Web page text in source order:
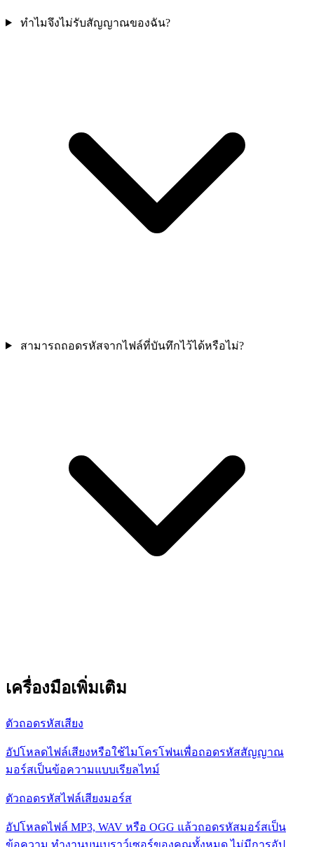
ทำไมจึงไม่รับสัญญาณของฉัน?
สามารถถอดรหัสจากไฟล์ที่บันทึกไว้ได้หรือไม่?
เครื่องมือเพิ่มเติม
ตัวถอดรหัสเสียง
อัปโหลดไฟล์เสียงหรือใช้ไมโครโฟนเพื่อถอดรหัสสัญญาณ
มอร์สเป็นข้อความแบบเรียลไทม์
ตัวถอดรหัสไฟล์เสียงมอร์ส
อัปโหลดไฟล์ MP3, WAV หรือ OGG แล้วถอดรหัสมอร์สเป็น